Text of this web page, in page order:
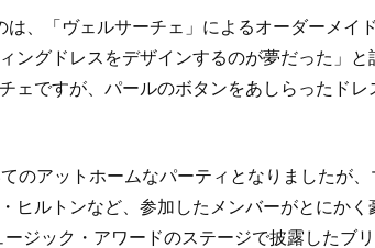
、「ヴェルサーチェ」によるオーダーメイ
ングドレスをデザインするのが夢だった」
ェですが、パールのボタンをあしらったド
のアットホームなパーティとなりましたが
ヒルトンなど、参加したメンバーがとにかく
ジック・アワードのステージで披露したブ